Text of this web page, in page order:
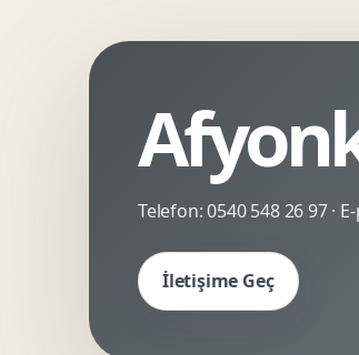
Telefon:0540 548 26 97·
İletişime Geç